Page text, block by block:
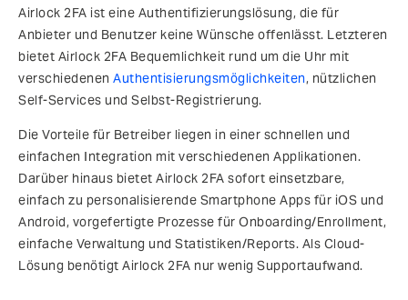
Airlock 2FA ist eine Authentifizierungslösung, die für
Anbieter und Benutzer keine Wünsche offenlässt. Letzteren
bietet Airlock 2FA Bequemlichkeit rund um die Uhr mit
verschiedenen Authentisierungsmöglichkeiten, nützlichen
Self-Services und Selbst-Registrierung.
Die Vorteile für Betreiber liegen in einer schnellen und
einfachen Integration mit verschiedenen Applikationen.
Darüber hinaus bietet Airlock 2FA sofort einsetzbare,
einfach zu personalisierende Smartphone Apps für iOS und
Android, vorgefertigte Prozesse für Onboarding/Enrollment,
einfache Verwaltung und Statistiken/Reports. Als Cloud-
Lösung benötigt Airlock 2FA nur wenig Supportaufwand.